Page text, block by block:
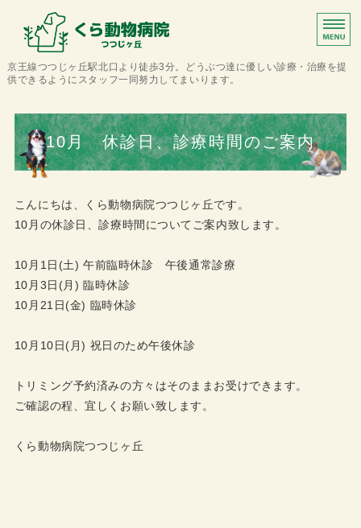
くら動物病院つつ
京王線つつじヶ丘駅北口より徒歩3分。どうぶつ達に優しい診療・治療を提
供できるようにスタッフ一同努力してまいります。
ホーム
当院について
アクセス
トリミング・ペットホテル
10月 休診日、診療時間のご案内
こんにちは、くら動物病院つつじヶ丘です。
10月の休診日、診療時間についてご案内致します。
10月1日(土) 午前臨時休診 午後通常診療
10月3日(月) 臨時休診
10月21日(金) 臨時休診
10月10日(月) 祝日のため午後休診
トリミング予約済みの方々はそのままお受けできます。
ご確認の程、宜しくお願い致します。
くら動物病院つつじヶ丘